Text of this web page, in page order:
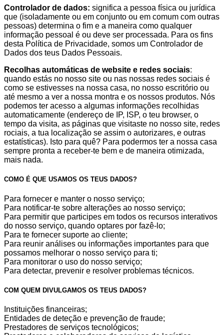
Controlador de dados: significa a pessoa física ou jurídica
que (isoladamente ou em conjunto ou em comum com outras
pessoas) determina o fim e a maneira como qualquer
informação pessoal é ou deve ser processada. Para os fins
desta Política de Privacidade, somos um Controlador de
Dados dos teus Dados Pessoais.
Recolhas automáticas de website e redes sociais:
quando estás no nosso site ou nas nossas redes sociais é
como se estivesses na nossa casa, no nosso escritório ou
até mesmo a ver a nossa montra e os nossos produtos. Nós
podemos ter acesso a algumas informações recolhidas
automaticamente (endereço de IP, ISP, o teu browser, o
tempo da visita, as páginas que visitaste no nosso site, redes
rociais, a tua localização se assim o autorizares, e outras
estatísticas). Isto para quê? Para podermos ter a nossa casa
sempre pronta a receber-te bem e de maneira otimizada,
mais nada.
COMO É QUE USAMOS OS TEUS DADOS?
Para fornecer e manter o nosso serviço;
Para notificar-te sobre alterações ao nosso serviço;
Para permitir que participes em todos os recursos interativos
do nosso serviço, quando optares por fazê-lo;
Para te fornecer suporte ao cliente;
Para reunir análises ou informações importantes para que
possamos melhorar o nosso serviço para ti;
Para monitorar o uso do nosso serviço;
Para detectar, prevenir e resolver problemas técnicos.
COM QUEM DIVULGAMOS OS TEUS DADOS?
Instituições financeiras;
Entidades de deteção e prevenção de fraude;
Prestadores de serviços tecnológicos;